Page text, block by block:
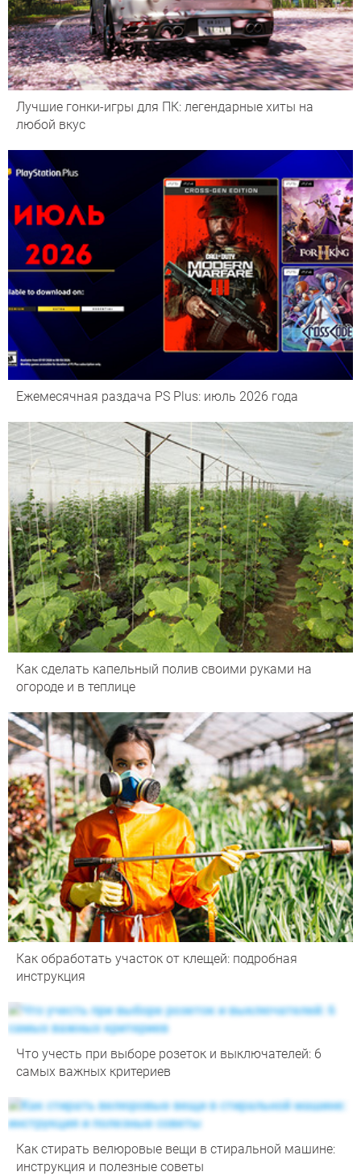
Лучшие гонки-игры для ПК: легендарные хиты на
любой вкус
Ежемесячная раздача PS Plus: июль 2026 года
Как сделать капельный полив своими руками на
огороде и в теплице
Как обработать участок от клещей: подробная
инструкция
Что учесть при выборе розеток и выключателей: 6
самых важных критериев
Как стирать велюровые вещи в стиральной машине:
инструкция и полезные советы